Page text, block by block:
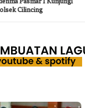
Cilincing